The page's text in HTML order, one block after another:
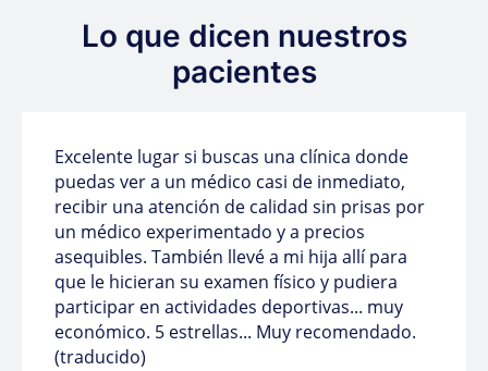
Lo que dicen nuestros
pacientes
Excelente lugar si buscas una clínica donde
puedas ver a un médico casi de inmediato,
recibir una atención de calidad sin prisas por
un médico experimentado y a precios
asequibles. También llevé a mi hija allí para
que le hicieran su examen físico y pudiera
participar en actividades deportivas... muy
económico. 5 estrellas... Muy recomendado.
(traducido)